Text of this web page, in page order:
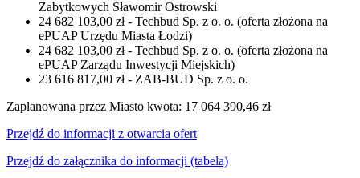
Zabytkowych Sławomir Ostrowski
24 682 103,00 zł - Techbud Sp. z o. o. (oferta złożona na
ePUAP Urzędu Miasta Łodzi)
24 682 103,00 zł - Techbud Sp. z o. o. (oferta złożona na
ePUAP Zarządu Inwestycji Miejskich)
23 616 817,00 zł - ZAB-BUD Sp. z o. o.
Zaplanowana przez Miasto kwota: 17 064 390,46 zł
Przejdź do informacji z otwarcia ofert
Przejdź do załącznika do informacji (tabela)